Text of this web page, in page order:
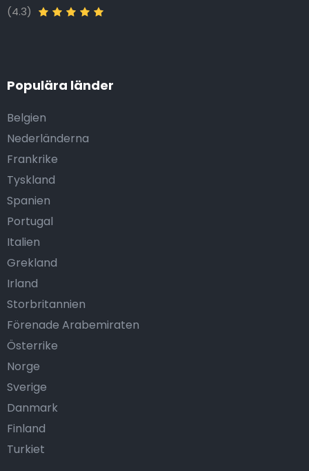
(4.3)
Populära länder
Belgien
Nederländerna
Frankrike
Tyskland
Spanien
Portugal
Italien
Grekland
Irland
Storbritannien
Förenade Arabemiraten
Österrike
Norge
Sverige
Danmark
Finland
Turkiet